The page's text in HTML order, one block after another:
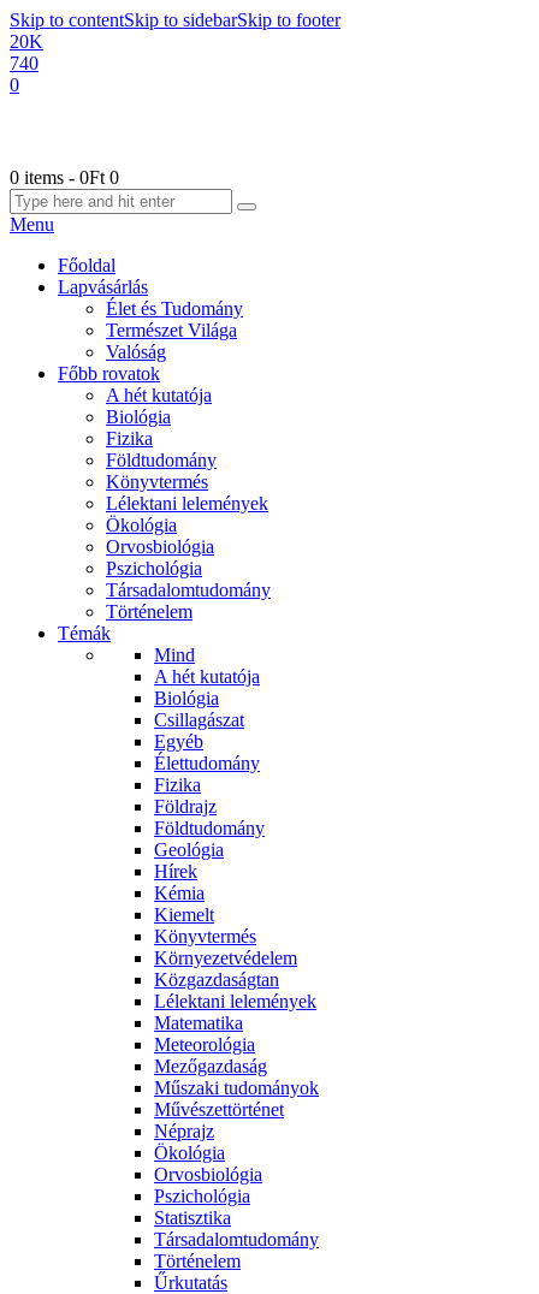
Skip to contentSkip to sidebarSkip to footer
20K
740
0
0 items - 0Ft 0
Menu
Főoldal
Lapvásárlás
Élet és Tudomány
Természet Világa
Valóság
Főbb rovatok
A hét kutatója
Biológia
Fizika
Földtudomány
Könyvtermés
Lélektani lelemények
Ökológia
Orvosbiológia
Pszichológia
Társadalomtudomány
Történelem
Témák
Mind
A hét kutatója
Biológia
Csillagászat
Egyéb
Élettudomány
Fizika
Földrajz
Földtudomány
Geológia
Hírek
Kémia
Kiemelt
Könyvtermés
Környezetvédelem
Közgazdaságtan
Lélektani lelemények
Matematika
Meteorológia
Mezőgazdaság
Műszaki tudományok
Művészettörténet
Néprajz
Ökológia
Orvosbiológia
Pszichológia
Statisztika
Társadalomtudomány
Történelem
Űrkutatás